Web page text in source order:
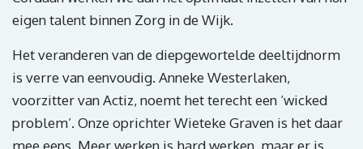
eigen talent binnen Zorg in de Wijk.
Het veranderen van de diepgewortelde deeltijdnorm
is verre van eenvoudig. Anneke Westerlaken,
voorzitter van Actiz, noemt het terecht een ‘wicked
problem’. Onze oprichter Wieteke Graven is het daar
mee eens. Meer werken is hard werken, maar er is